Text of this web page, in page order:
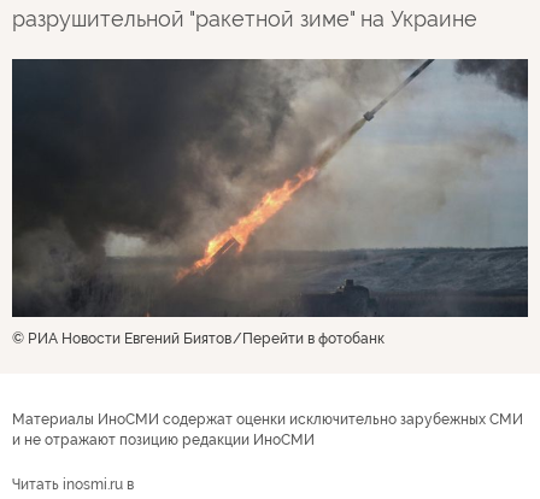
разрушительной "ракетной зиме" на Украине
© РИА Новости Евгений Биятов Перейти в фотобанк
Материалы ИноСМИ содержат оценки исключительно зарубежных СМИ
и не отражают позицию редакции ИноСМИ
Читать inosmi.ru в